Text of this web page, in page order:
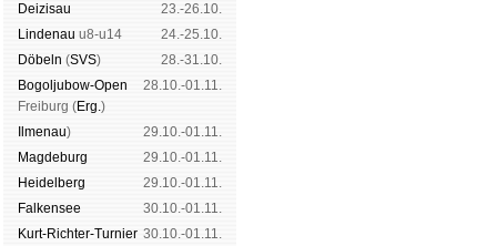
Dei­zi­sau
23.-26.10.
Lin­de­nau u8-u14
24.-25.10.
Dö­beln (SVS)
28.-31.10.
Bogoljubow-Open
Frei­burg (Erg.)
28.10.-01.11.
Il­me­nau)
29.10.-01.11.
Mag­de­burg
29.10.-01.11.
Hei­del­berg
29.10.-01.11.
Fal­ken­see
30.10.-01.11.
Kurt-Rich­ter-Tur­nier 30.10.-01.11.